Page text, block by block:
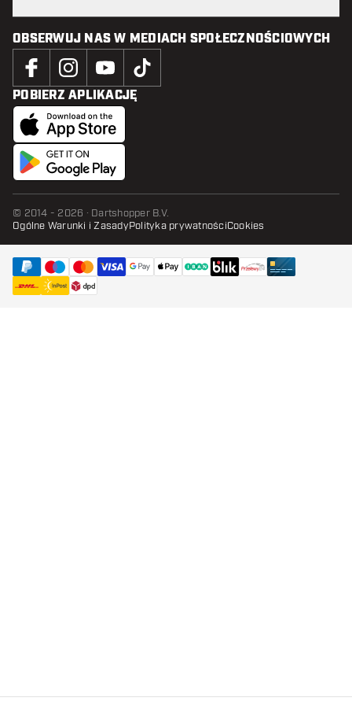
OBSERWUJ NAS W MEDIACH SPOŁECZNOŚCIOWYCH
POBIERZ APLIKACJĘ
© 2014 - 2026 · Dartshopper B.V.
Ogólne Warunki i ZasadyPolityka prywatnościCookies